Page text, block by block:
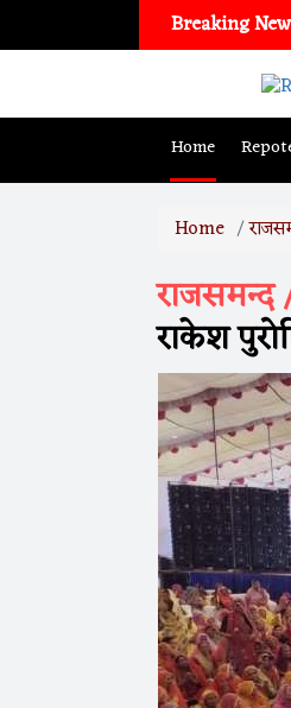
Breaking
Home
Home
राजसमन्द
राकेश